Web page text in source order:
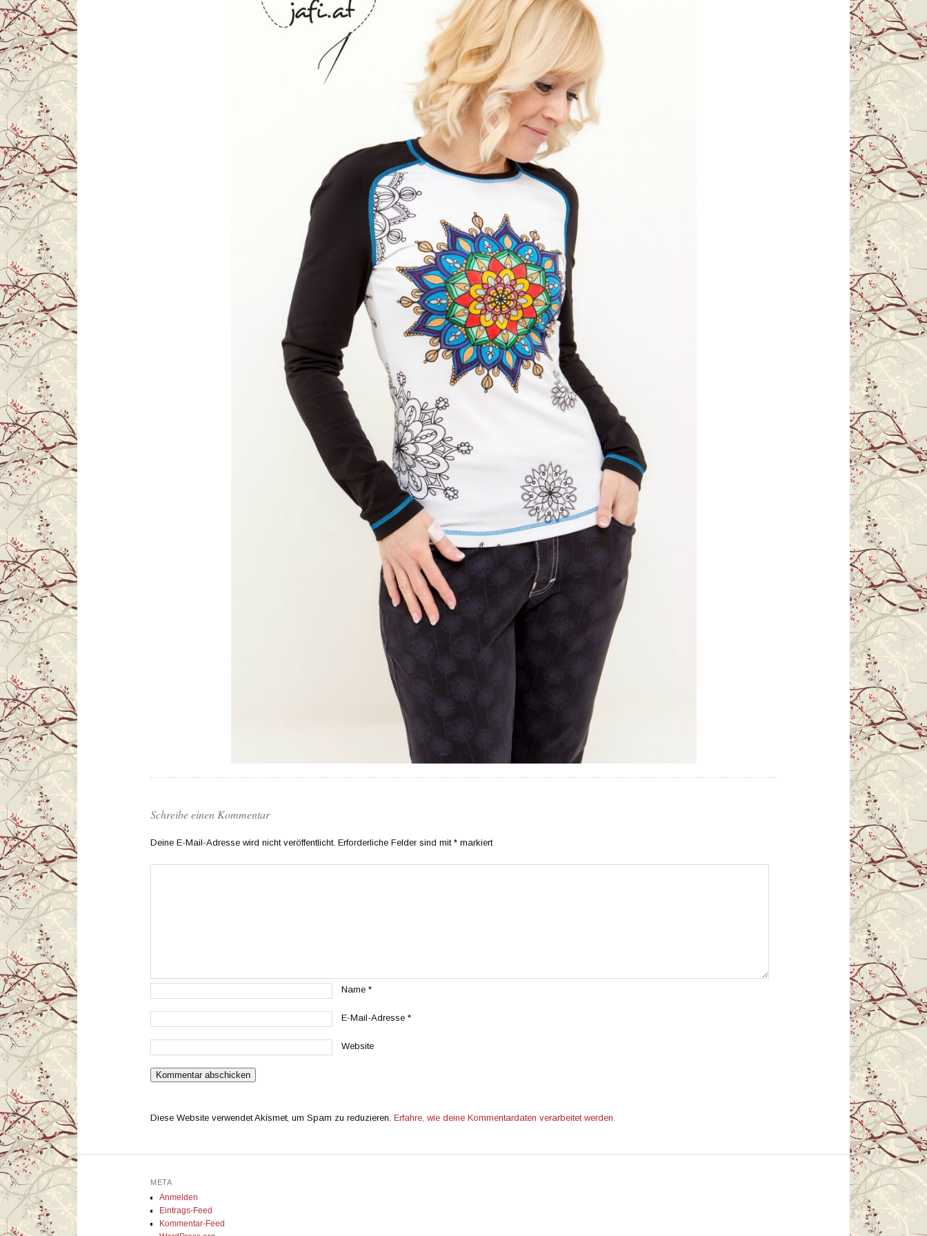
Schreibe einen Kommentar
Deine E-Mail-Adresse wird nicht veröffentlicht. Erforderliche Felder sind mit * markiert
Name *
E-Mail-Adresse *
Website
Diese Website verwendet Akismet, um Spam zu reduzieren. Erfahre, wie deine Kommentardaten verarbeitet werden.
META
Anmelden
Eintrags-Feed
Kommentar-Feed